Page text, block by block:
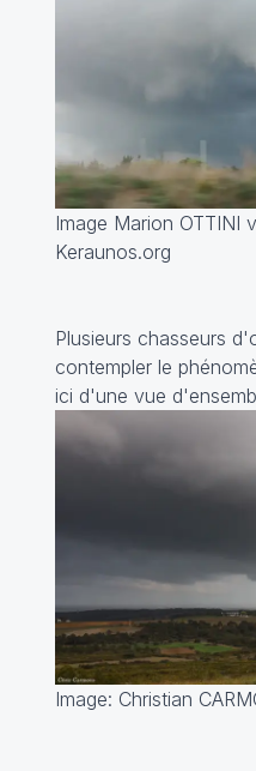
Image Marion OTTINI
Keraunos.org
Plusieurs chasseurs
contempler le
ici d'une vue
Image: Christian